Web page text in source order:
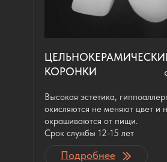
КОРОНКИ
Высокая эстетика,
окисляются не меняют цвет и
окрашиваются от пищи.
Срок службы 12-15 лет
Подробнее